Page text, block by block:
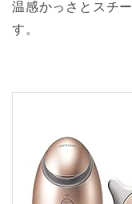
温感かっさとスチ
す。